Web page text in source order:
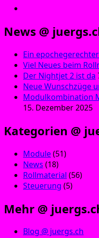
News @
Ein
Viel Neues beim
Der Nightjet 2 ist da
Neue Wunschzüge
Modulkombination
15. Dezember 2025
Kategorien @
Module(51)
News (18)
Rollmaterial (56)
Steuerung (5)
Mehr @
Blog @ juergs.ch